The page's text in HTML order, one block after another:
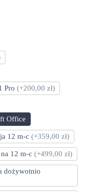
Pro (+200,00 zł)
Office
12 m-c (+359,00 zł)
12 m-c (+499,00 zł)
dożywotnio